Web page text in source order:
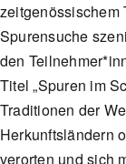
zeitgenössischem
Spurensuche
den
Titel „Spuren im
Traditionen der
Herkunftsländern
verorten und sich